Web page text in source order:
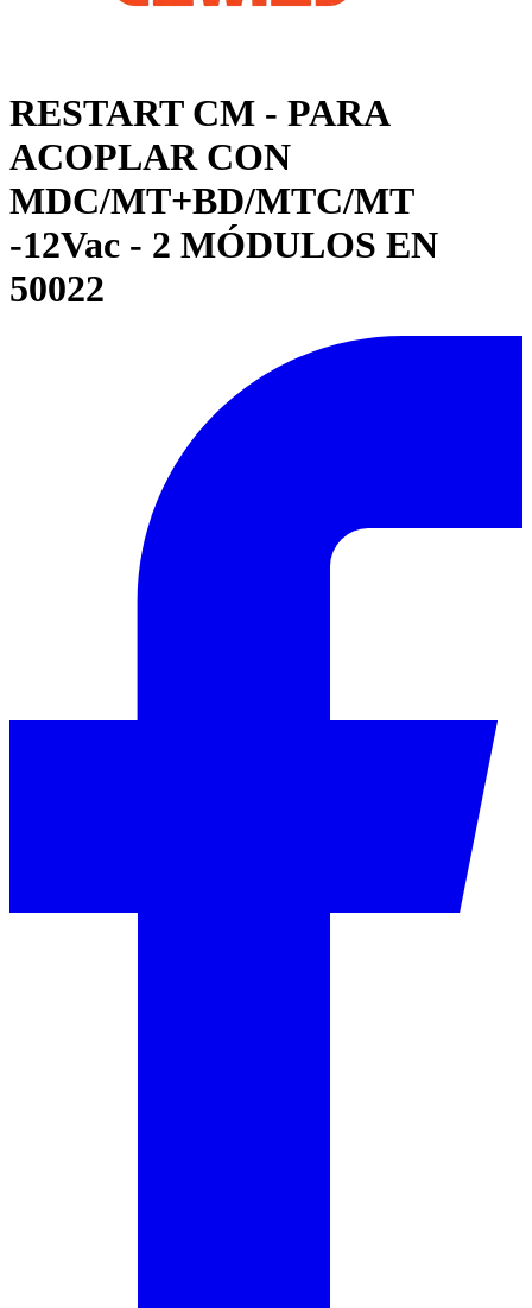
RESTART CM - PARA
ACOPLAR CON
MDC/MT+BD/MTC/MT
-12Vac - 2 MÓDULOS EN
50022